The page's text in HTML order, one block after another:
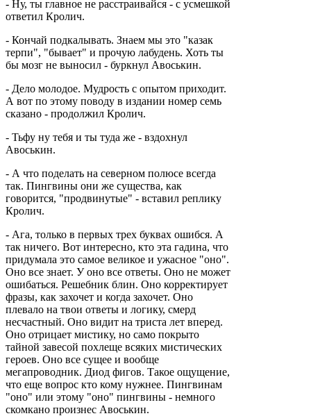
- Ну, ты главное не расстраивайся - с усмешкой
ответил Кролич.
- Кончай подкалывать. Знаем мы это "казак
терпи", "бывает" и прочую лабудень. Хоть ты
бы мозг не выносил - буркнул Авоськин.
- Дело молодое. Мудрость с опытом приходит.
А вот по этому поводу в издании номер семь
сказано - продолжил Кролич.
- Тьфу ну тебя и ты туда же - вздохнул
Авоськин.
- А что поделать на северном полюсе всегда
так. Пингвины они же существа, как
говорится, "продвинутые" - вставил реплику
Кролич.
- Ага, только в первых трех буквах ошибся. А
так ничего. Вот интересно, кто эта гадина, что
придумала это самое великое и ужасное "оно".
Оно все знает. У оно все ответы. Оно не может
ошибаться. Решебник блин. Оно корректирует
фразы, как захочет и когда захочет. Оно
плевало на твои ответы и логику, смерд
несчастный. Оно видит на триста лет вперед.
Оно отрицает мистику, но само покрыто
тайной завесой похлеще всяких мистических
героев. Оно все сущее и вообще
мегапроводник. Диод фигов. Такое ощущение,
что еще вопрос кто кому нужнее. Пингвинам
"оно" или этому "оно" пингвины - немного
скомкано произнес Авоськин.